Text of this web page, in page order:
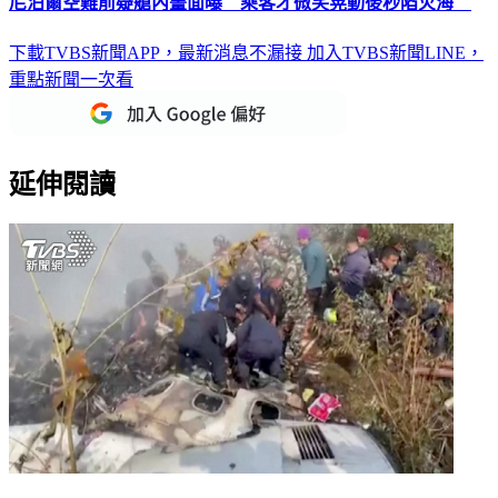
下載TVBS新聞APP，最新消息不漏接 加入TVBS新聞LINE，
重點新聞一次看
延伸閱讀